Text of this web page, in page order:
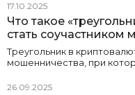
17.10.2025
Что такое
стать соучастником
Треугольник в
мошенничества, при
26.09.2025